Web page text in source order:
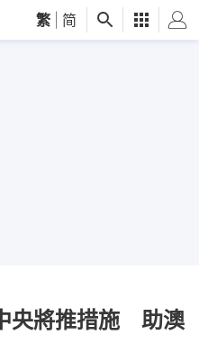
繁 简
央將推措施 助澳